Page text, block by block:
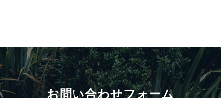
お問い合わせフォーム